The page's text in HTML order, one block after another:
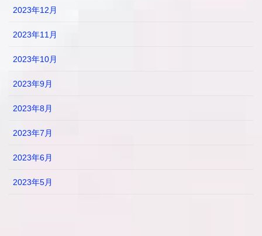
2023年12月
2023年11月
2023年10月
2023年9月
2023年8月
2023年7月
2023年6月
2023年5月